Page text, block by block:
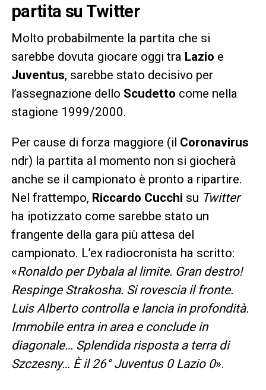
partita su Twitter
Molto probabilmente la partita che si
sarebbe dovuta giocare oggi tra Lazio e
Juventus, sarebbe stato decisivo per
l’assegnazione dello Scudetto come nella
stagione 1999/2000.
Per cause di forza maggiore (il Coronavirus
ndr) la partita al momento non si giocherà
anche se il campionato è pronto a ripartire.
Nel frattempo, Riccardo Cucchi su Twitter
ha ipotizzato come sarebbe stato un
frangente della gara più attesa del
campionato. L’ex radiocronista ha scritto:
«Ronaldo per Dybala al limite. Gran destro!
Respinge Strakosha. Si rovescia il fronte.
Luis Alberto controlla e lancia in profondità.
Immobile entra in area e conclude in
diagonale… Splendida risposta a terra di
Szczesny… È il 26°Juventus 0 Lazio0».